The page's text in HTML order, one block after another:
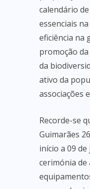
calendário
essenciais
eficiência na
promoção
da
ativo da
associações
Recorde-se
Guimarães
início a 09
cerimónia